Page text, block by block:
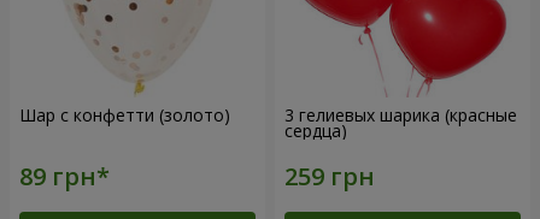
Шар с конфетти (золото) 3 гелиевых шарика (красные
сердца)